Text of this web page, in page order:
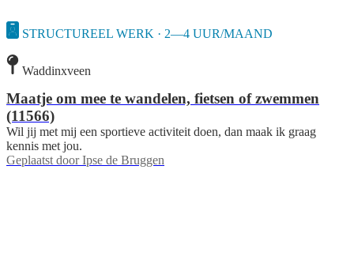
STRUCTUREEL WERK · 2—4 UUR/MAAND
Waddinxveen
Maatje om mee te wandelen, fietsen of zwemmen
(11566)
Wil jij met mij een sportieve activiteit doen, dan maak ik graag
kennis met jou.
Geplaatst door Ipse de Bruggen